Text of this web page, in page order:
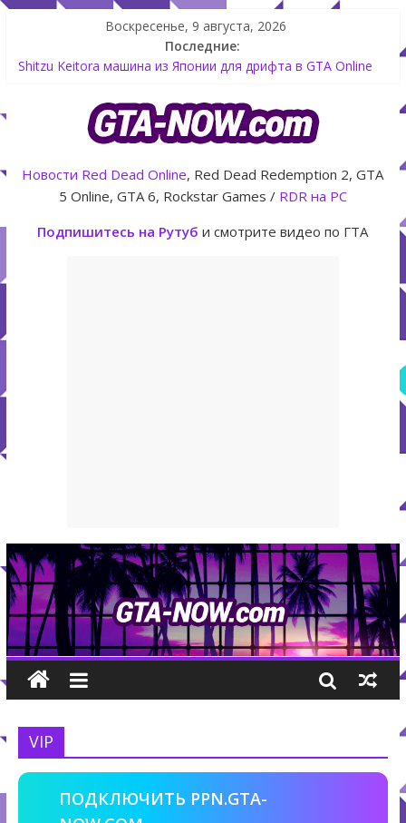
Воскресенье, 9 августа, 2026
Последние:
Как создать аккаунт Rockstar Games Social Club инструкция
Shitzu Keitora машина из Японии для дрифта в GTA Online
GTA Online уже 14 июля
GTA Online: Rockstar запускает программу Fine Art Collector
Летнее обновление для GTA 5 Online The Kortz Center Heist
Новости Red Dead Online, Red Dead Redemption 2, GTA
5 Online, GTA 6, Rockstar Games / RDR на PC
Подпишитесь на Рутуб и смотрите видео по ГТА
VIP
ПОДКЛЮЧИТЬ PPN.GTA-